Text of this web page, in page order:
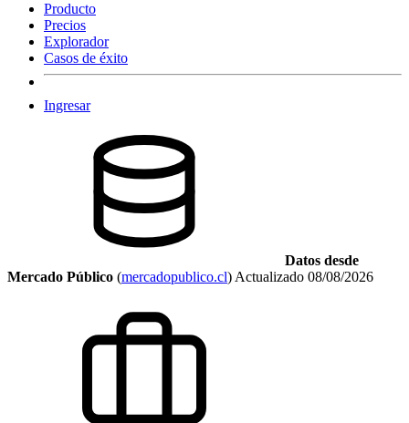
Producto
Precios
Explorador
Casos de éxito
Ingresar
Datos desde
Mercado Público (mercadopublico.cl) Actualizado 08/08/2026